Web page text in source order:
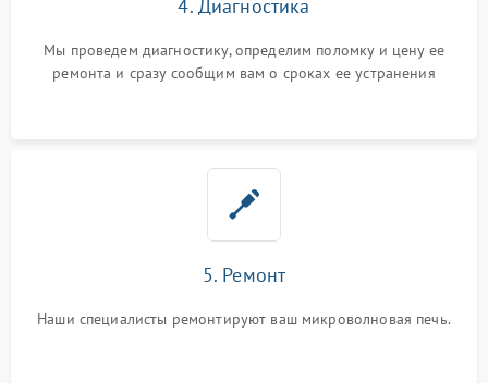
4. Диагностика
Мы проведем диагностику, определим поломку и цену ее
ремонта и сразу сообщим вам о сроках ее устранения
5. Ремонт
Наши специалисты ремонтируют ваш микроволновая печь.